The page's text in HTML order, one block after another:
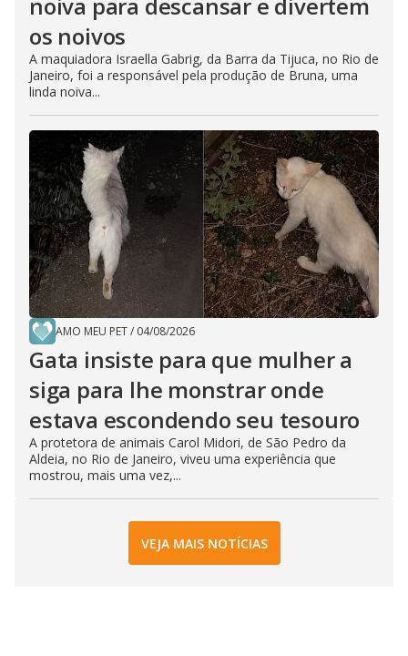
noiva para descansar e divertem
os noivos
A maquiadora Israella Gabrig, da Barra da Tijuca, no Rio de
Janeiro, foi a responsável pela produção de Bruna, uma
linda noiva...
AMO MEU PET/ 04/08/2026
Gata insiste para que mulher a
siga para lhe monstrar onde
estava escondendo seu tesouro
A protetora de animais Carol Midori, de São Pedro da
Aldeia, no Rio de Janeiro, viveu uma experiência que
mostrou, mais uma vez,...
VEJA MAIS NOTÍCIAS